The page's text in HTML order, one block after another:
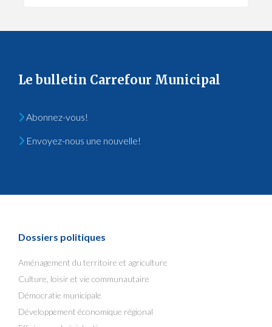
Le bulletin Carrefour Municipal
Abonnez-vous!
Envoyez-nous une nouvelle!
Dossiers politiques
Aménagement du territoire et agriculture
Culture, loisir et vie communautaire
Démocratie municipale
Développement économique régional